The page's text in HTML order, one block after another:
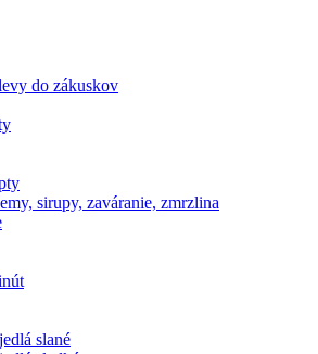
do zákuskov
sirupy, zaváranie, zmrzlina
slané